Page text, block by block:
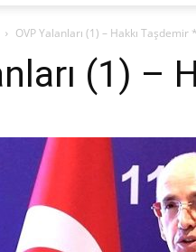
OVP Yalanları (1) – Hakkı Taşdemir *
(1) –